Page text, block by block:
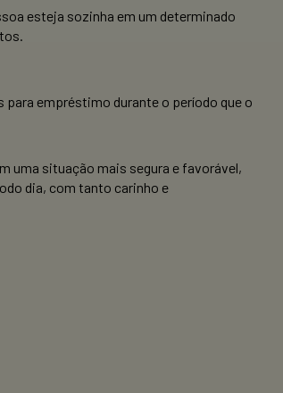
esteja sozinha em um determinado
empréstimo durante o período que o
uma situação mais segura e favorável,
dia, com tanto carinho e